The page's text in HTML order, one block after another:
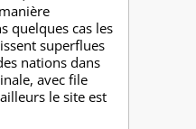
quelques cas les
superflues
nations dans
avec file
le site est